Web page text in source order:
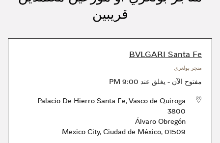
قريبين
BVLGARI Santa Fe
متجر بولغري
مفتوح الآن - يغلق عند 9:00 PM
Palacio De Hierro Santa Fe, Vasco de Quiroga
3800
Álvaro Obregón
Mexico City, Ciudad de México, 01509